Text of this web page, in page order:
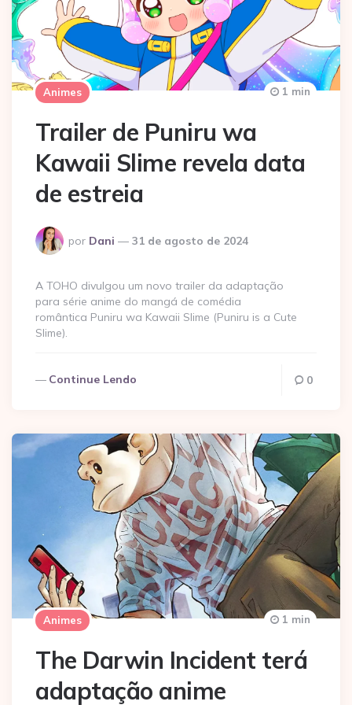
Animes
Trailer de Puniru wa
Kawaii Slime revela data
de estreia
Postado
por
por Dani 31 de agosto de 2024
1 min
A TOHO divulgou um novo trailer da adaptação
para série anime do mangá de comédia
romântica Puniru wa Kawaii Slime (Puniru is a Cute
Slime).
Continue Lendo 0
Animes
The Darwin Incident terá
adaptação anime
1 min